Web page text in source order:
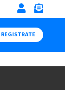
REGISTRATE